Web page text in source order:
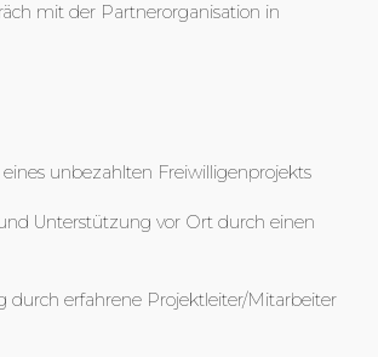
mit der Partnerorganisation in
unbezahlten Freiwilligenprojekts
Unterstützung vor Ort durch einen
durch erfahrene Projektleiter/Mitarbeiter